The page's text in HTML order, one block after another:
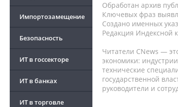
Импортозамещение
Безопасность
ИТ в госсекторе
ИТ в банках
ИТ в торговле
Обработан архив
Ключевых фраз
Создано именных
Редакция Индексной
Читатели CNews —
экономики:
технические
государственной
руководители и